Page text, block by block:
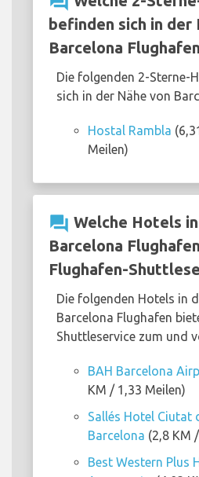
befinden sich in der
Barcelona
Die folgenden 2-Sterne-
sich in der Nähe von
Hostal Rambla
Meilen)
question_answer Welche Hotels
Barcelona
Flughafen-
Die folgenden Hotels in
Barcelona Flughafen
Shuttleservice zum und
BAH Barcelona
KM / 1,33 Meilen)
Sallés Hotel Ciutat
Barcelona (2,8 KM
Best Western Plus